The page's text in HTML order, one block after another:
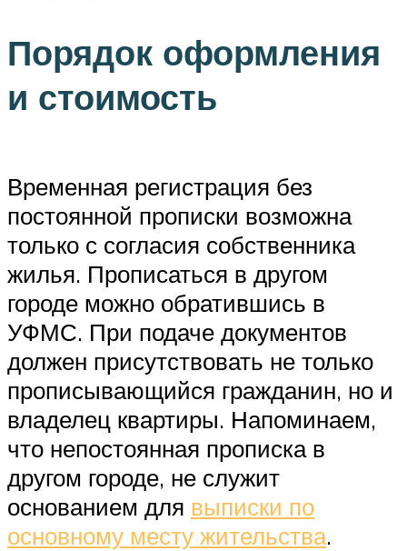
Порядок оформления
и стоимость
Временная регистрация без
постоянной прописки возможна
только с согласия собственника
жилья. Прописаться в другом
городе можно обратившись в
УФМС. При подаче документов
должен присутствовать не только
прописывающийся гражданин, но и
владелец квартиры. Напоминаем,
что непостоянная прописка в
другом городе, не служит
основанием для выписки по
основному месту жительства.